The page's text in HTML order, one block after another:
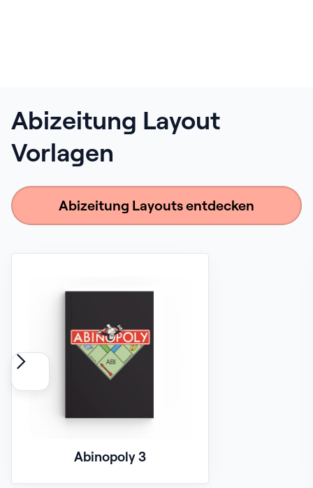
Abizeitung Layout
Vorlagen
Abizeitung Layouts entdecken
Abinopoly 3